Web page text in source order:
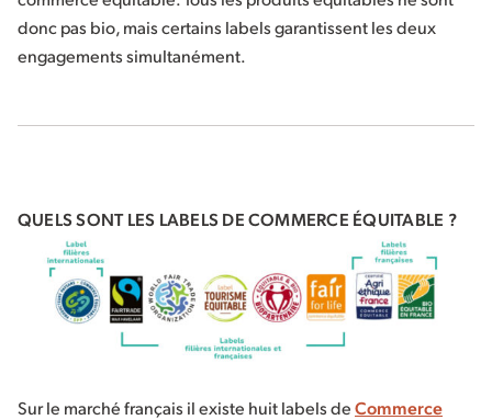
donc pas bio, mais certains labels garantissent les deux
engagements simultanément.
QUELS SONT LES LABELS DE COMMERCE ÉQUITABLE ?
Sur le marché français il existe huit labels deCommerce